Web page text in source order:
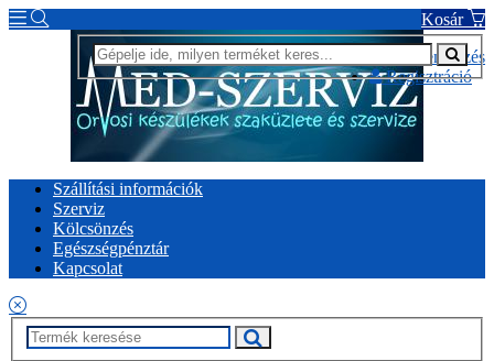
Kosár
Bejelentkezés
Regisztráció
Szállítási információk
Szerviz
Kölcsönzés
Egészségpénztár
Kapcsolat